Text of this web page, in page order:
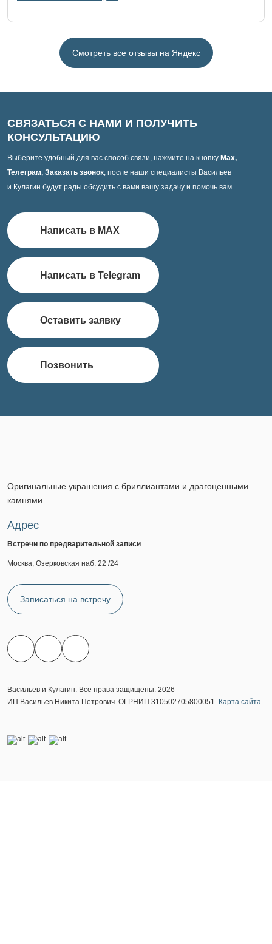
Смотреть все отзывы на Яндекс
СВЯЗАТЬСЯ С НАМИ И ПОЛУЧИТЬ
КОНСУЛЬТАЦИЮ
Выберите удобный для вас способ связи, нажмите на кнопку Max,
Телеграм, Заказать звонок, после наши специалисты Васильев
и Кулагин будут рады обсудить с вами вашу задачу и помочь вам
Написать в MAX
Написать в Telegram
Оставить заявку
Позвонить
Оригинальные украшения с бриллиантами и драгоценными
камнями
Адрес
Встречи по предварительной записи
Москва, Озерковская наб. 22 /24
Записаться на встречу
Васильев и Кулагин. Все права защищены. 2026
ИП Васильев Никита Петрович. ОГРНИП 310502705800051. Карта сайта